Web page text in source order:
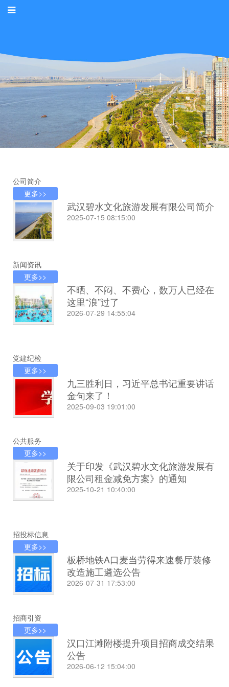
公司简介
更多>>
武汉碧水文化旅游发展有限公司简介
2025-07-15 08:15:00
新闻资讯
更多>>
不晒、不闷、不费心，数万人已经在
这里“浪”过了
2026-07-29 14:55:04
党建纪检
更多>>
九三胜利日，习近平总书记重要讲话
金句来了！
2025-09-03 19:01:00
公共服务
更多>>
关于印发《武汉碧水文化旅游发展有
限公司租金减免方案》的通知
2025-10-21 10:40:00
招投标信息
更多>>
板桥地铁A口麦当劳得来速餐厅装修
改造施工遴选公告
2026-07-31 17:53:00
招商引资
更多>>
汉口江滩附楼提升项目招商成交结果
公告
2026-06-12 15:04:00